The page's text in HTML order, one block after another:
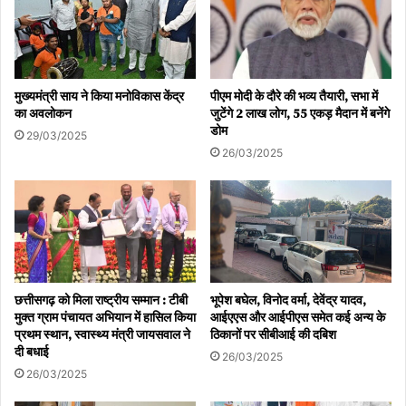
मुख्यमंत्री साय ने किया मनोविकास केंद्र
का अवलोकन
29/03/2025
पीएम मोदी के दौरे की भव्य तैयारी, सभा में
जुटेंगे 2 लाख लोग, 55 एकड़ मैदान में बनेंगे
डोम
26/03/2025
छत्तीसगढ़ को मिला राष्ट्रीय सम्मान : टीबी
मुक्त ग्राम पंचायत अभियान में हासिल किया
प्रथम स्थान, स्वास्थ्य मंत्री जायसवाल ने
दी बधाई
26/03/2025
भूपेश बघेल, विनोद वर्मा, देवेंद्र यादव,
आईएएस और आईपीएस समेत कई अन्य के
ठिकानों पर सीबीआई की दबिश
26/03/2025